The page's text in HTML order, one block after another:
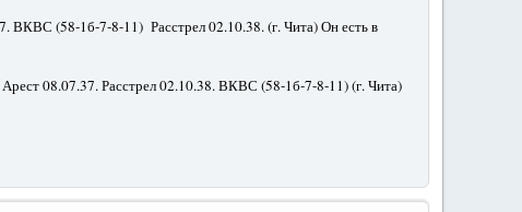
(58-1б-7-8-11) Расстрел 02.10.38. (г. Чита) Он есть в
08.07.37. Расстрел 02.10.38. ВКВС (58-1б-7-8-11) (г. Чита)